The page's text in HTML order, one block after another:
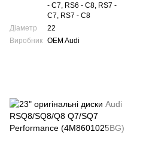
- C7, RS6 - C8, RS7 -
C7, RS7 - C8
Діаметр
22
Виробник OEM Audi